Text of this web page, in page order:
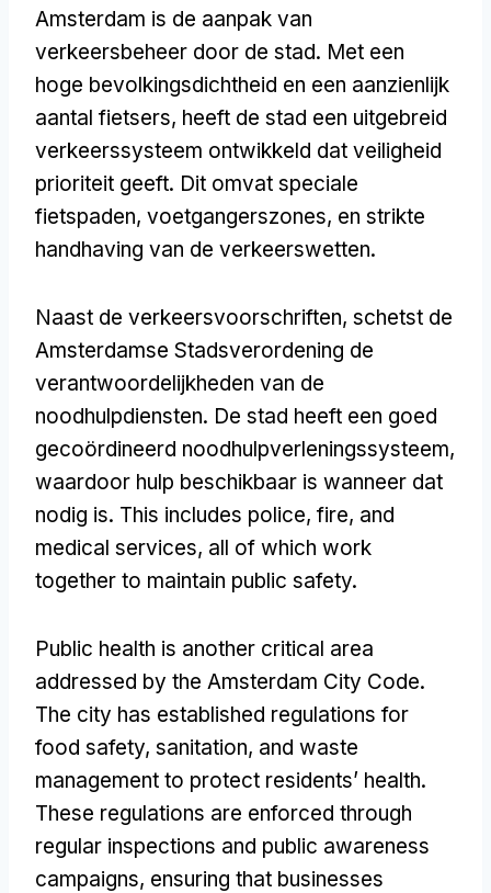
Amsterdam is de aanpak van
verkeersbeheer door de stad. Met een
hoge bevolkingsdichtheid en een aanzienlijk
aantal fietsers, heeft de stad een uitgebreid
verkeerssysteem ontwikkeld dat veiligheid
prioriteit geeft. Dit omvat speciale
fietspaden, voetgangerszones, en strikte
handhaving van de verkeerswetten.
Naast de verkeersvoorschriften, schetst de
Amsterdamse Stadsverordening de
verantwoordelijkheden van de
noodhulpdiensten. De stad heeft een goed
gecoördineerd noodhulpverleningssysteem,
waardoor hulp beschikbaar is wanneer dat
nodig is. This includes police, fire, and
medical services, all of which work
together to maintain public safety.
Public health is another critical area
addressed by the Amsterdam City Code.
The city has established regulations for
food safety, sanitation, and waste
management to protect residents’ health.
These regulations are enforced through
regular inspections and public awareness
campaigns, ensuring that businesses